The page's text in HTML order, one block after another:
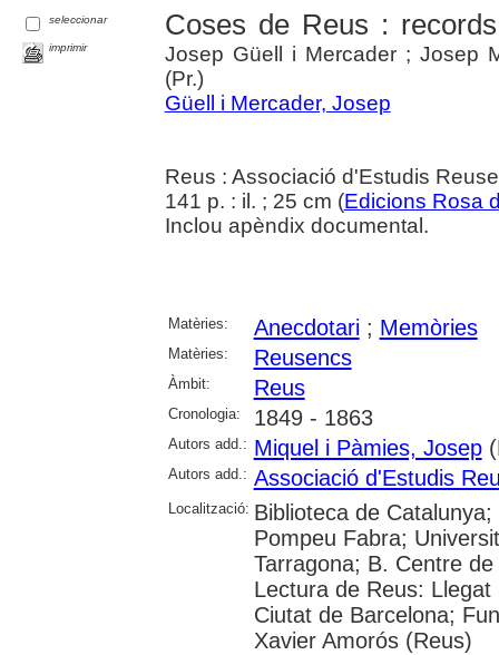
seleccionar
imprimir
Coses de Reus :
Josep Güell i Mercader ; Josep
(Pr.)
Güell i Mercader, Josep
Reus : Associació d'Estudis
141 p. : il. ; 25 cm (Edicions Rosa
Inclou apèndix documental.
Matèries: Anecdotari; Memòries
Matèries: Reusencs
Àmbit: Reus
Cronologia: 1849 - 1863
Autors add.: Miquel i Pàmies, Josep
Autors add.: Associació d'Estudis
Localització: Biblioteca de
Pompeu Fabra;
Tarragona; B. Centre
Lectura de Reus:
Ciutat de Barcelona;
Xavier Amorós (Reus)